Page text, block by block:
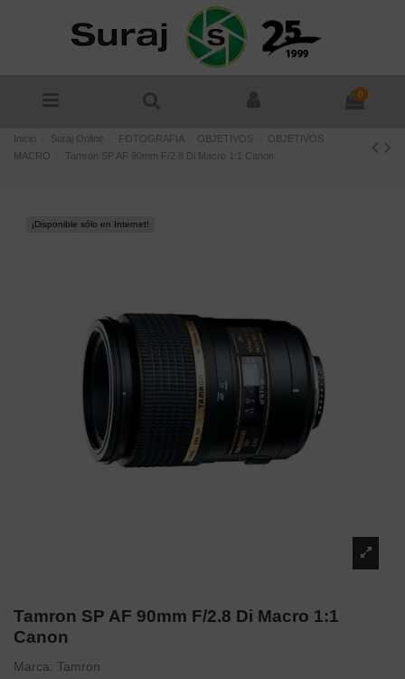
0
Inicio Suraj Online FOTOGRAFIA OBJETIVOS
OBJETIVOS
MACRO
Tamron SP AF 90mm F/2.8 Di Macro 1:1 Canon
¡Disponible sólo en Internet!
Tamron SP AF 90mm F/2.8 Di Macro 1:1
Canon
Marca: Tamron